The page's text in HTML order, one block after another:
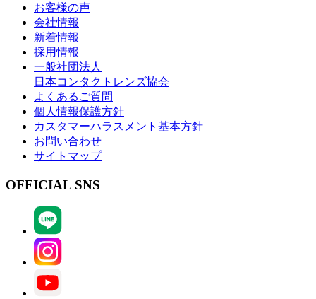
お客様の声
会社情報
新着情報
採用情報
一般社団法人
日本コンタクトレンズ協会
よくあるご質問
個人情報保護方針
カスタマーハラスメント基本方針
お問い合わせ
サイトマップ
OFFICIAL SNS